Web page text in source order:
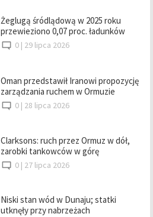
Żeglugą śródlądową w 2025 roku
przewieziono 0,07 proc. ładunków
0 | 29 lipca 2026
Oman przedstawił Iranowi propozycję
zarządzania ruchem w Ormuzie
0 | 28 lipca 2026
Clarksons: ruch przez Ormuz w dół,
zarobki tankowców w górę
0 | 27 lipca 2026
Niski stan wód w Dunaju; statki
utknęły przy nabrzeżach